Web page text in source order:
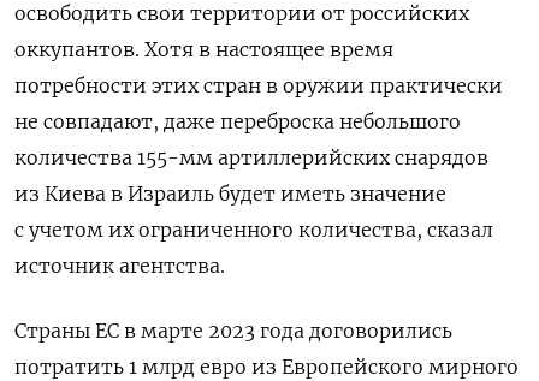
освободить свои территории от российских
оккупантов. Хотя в настоящее время
потребности этих стран в оружии практически
не совпадают, даже переброска небольшого
количества 155-мм артиллерийских снарядов
из Киева в Израиль будет иметь значение
с учетом их ограниченного количества, сказал
источник агентства.
Страны ЕС в марте 2023 года договорились
потратить 1 млрд евро из Европейского мирного